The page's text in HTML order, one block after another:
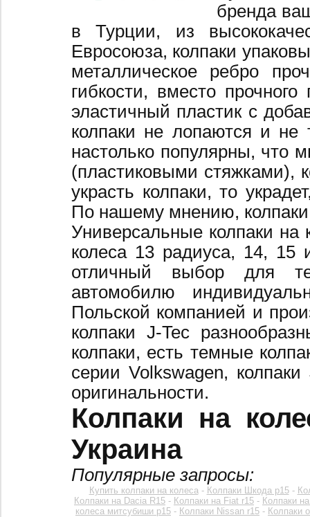
бренда
в Турции, из
Евросоюза, колпаки
металлическое ребро
гибкости, вместо
эластичный пластик с
колпаки не лопаются и не
настолько популярны, что
(пластиковыми стяжками),
украсть колпаки, то
По нашему мнению,
Универсальные колпаки
колеса 13 радиуса, 14,
отличный выбор для
автомобилю
Польской компанией и
колпаки J-Tec
колпаки, есть темные
серии Volkswagen,
оригинальности.
Колпаки на
Украина
Популярные запросы:
Купить колпаки на колеса- Колпаки Шкода р15-
Колпаки на Dacia R15 - Колпаки на Fiat r15 - Колпаки
колеса митсубиши р15 - Колпаки Nissan r15 - Колпаки